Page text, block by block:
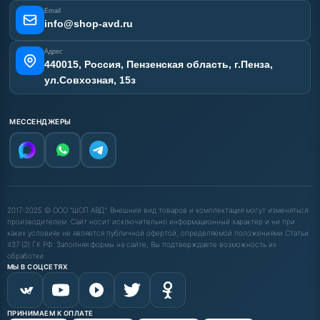
Email
info@shop-avd.ru
Адрес
440015, Россия, Пензенская область, г.Пенза,
ул.Совхозная, 15з
МЕССЕНДЖЕРЫ
2017-2025 © ООО "ШОП АВД". Внешний вид товаров и комплектация могут изменяться
производителем. Сайт носит исключительно информационный характер и ни при
каких условиях не является публичной офертой, определяемой положениями Статьи
437 (2) ГК РФ. Заполняя формы на сайте, Вы подтверждаете возможность их
обработки.
МЫ В СОЦСЕТЯХ
ПРИНИМАЕМ К ОПЛАТЕ